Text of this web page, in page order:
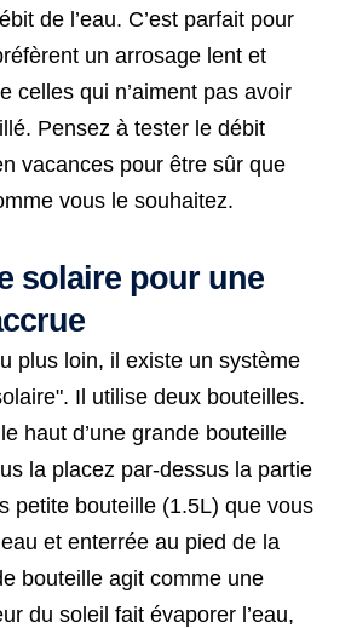
de l’eau. C’est parfait pour
un arrosage lent et
celles qui n’aiment pas avoir
Pensez à tester le débit
vacances pour être sûr que
vous le souhaitez.
solaire pour une
plus loin, il existe un système
Il utilise deux bouteilles.
haut d’une grande bouteille
la placez par-dessus la partie
petite bouteille (1.5L) que vous
et enterrée au pied de la
bouteille agit comme une
du soleil fait évaporer l’eau,